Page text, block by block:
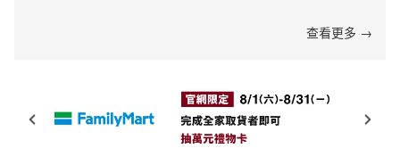
查看更多 →